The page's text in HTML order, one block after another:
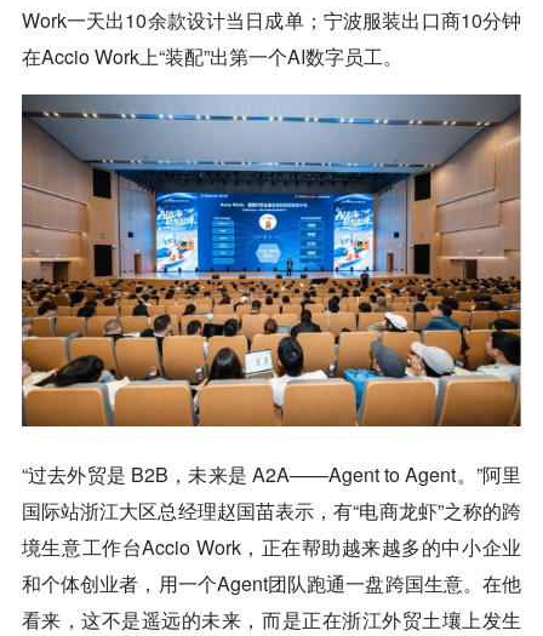
Work一天出10余款设计当日成单；宁波服装出口商10分钟
在Accio Work上“装配”出第一个AI数字员工。
“过去外贸是 B2B，未来是 A2A——Agent to Agent。”阿里
国际站浙江大区总经理赵国苗表示，有“电商龙虾”之称的跨
境生意工作台Accio Work，正在帮助越来越多的中小企业
和个体创业者，用一个Agent团队跑通一盘跨国生意。在他
看来，这不是遥远的未来，而是正在浙江外贸土壤上发生